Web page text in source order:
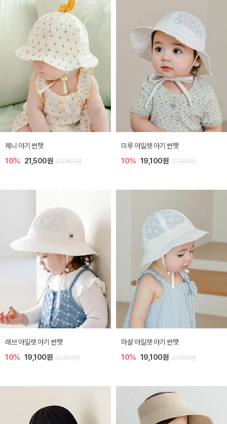
체니 아기 썬햇
10% 21,500원 23,800원
미루 아일렛 아기 썬햇
10% 19,100원 21,200원
레브 아일렛 아기 썬햇
10% 19,100원 21,200원
마샬 아일렛 아기 썬햇
10% 19,100원 21,200원